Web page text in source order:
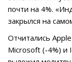
почти на 4%.
закрылся на
Отчитались
Microsoft (-4%) и